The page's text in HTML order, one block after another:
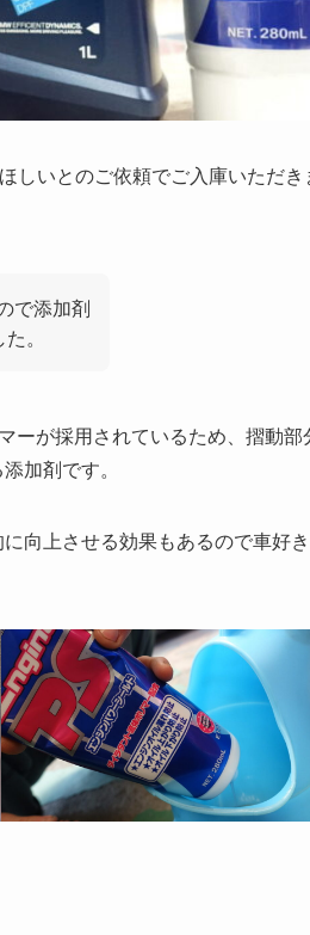
しいとのご依頼でご入庫いただき
で添加剤
。
ーが採用されているため、摺動部
加剤です。
向上させる効果もあるので車好